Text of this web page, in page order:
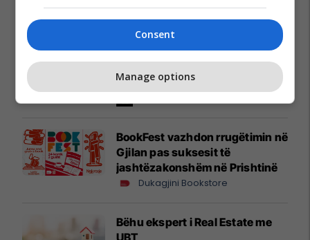
Liri Prizren
Përzgjedhja javore: katër
investim
BookFest vazhdon rrugëtimin në
Gjilan pas suksesit të
jashtëzakonshëm në Prishtinë
Dukagjini Bookstore
Bëhu ekspert i Real Estate me
UBT
Consent
Manage options